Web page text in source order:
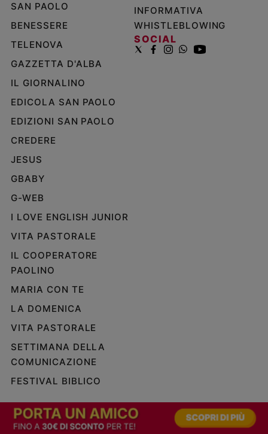
SAN PAOLO
BENESSERE
TELENOVA
GAZZETTA D'ALBA
IL GIORNALINO
EDICOLA SAN PAOLO
EDIZIONI SAN PAOLO
CREDERE
JESUS
GBABY
G-WEB
I LOVE ENGLISH JUNIOR
VITA PASTORALE
IL COOPERATORE
PAOLINO
MARIA CON TE
LA DOMENICA
VITA PASTORALE
SETTIMANA DELLA
COMUNICAZIONE
FESTIVAL BIBLICO
INFORMATIVA
WHISTLEBLOWING
SOCIAL